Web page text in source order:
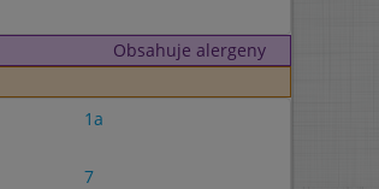
Obsahuje alergeny
1a
7